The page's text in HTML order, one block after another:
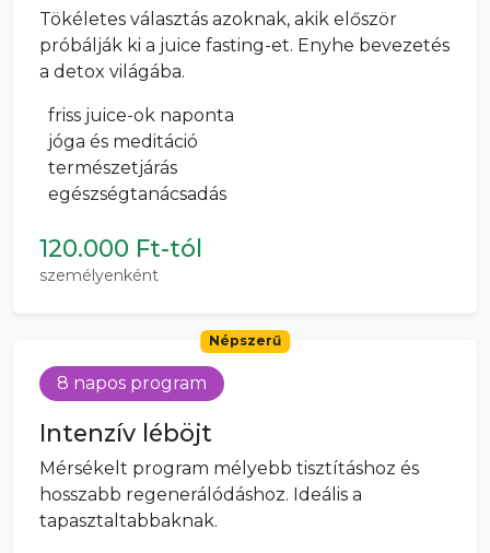
Tökéletes választás azoknak, akik először
próbálják ki a juice fasting-et. Enyhe bevezetés
a detox világába.
friss juice-ok naponta
jóga és meditáció
természetjárás
egészségtanácsadás
120.000 Ft-tól
személyenként
Népszerű
8 napos program
Intenzív léböjt
Mérsékelt program mélyebb tisztításhoz és
hosszabb regenerálódáshoz. Ideális a
tapasztaltabbaknak.